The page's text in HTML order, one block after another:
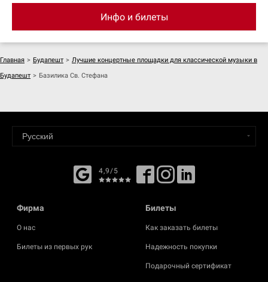
Инфо и билеты
Главная > Будапешт > Лучшие концертные площадки для классической музыки в
Будапешт > Базилика Св. Стефана
4,9/5
Фирма
О нас
Билеты из первых рук
Билеты
Как заказать билеты
Надежность покупки
Подарочный сертификат